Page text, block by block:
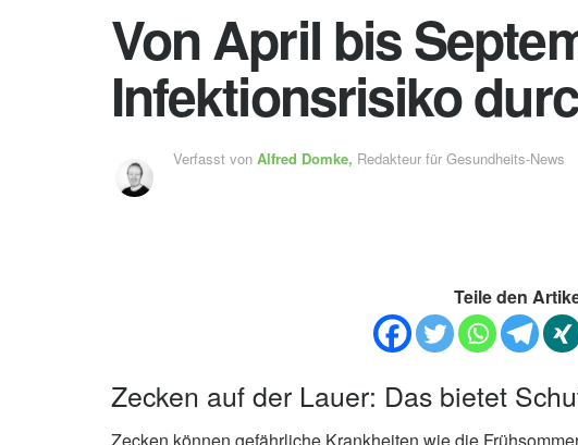
Von April bis
Infektionsrisiko
Verfasst von Alfred Domke, Redakteur für Gesundheits-News
Teile den
Zecken auf der Lauer: Das bietet